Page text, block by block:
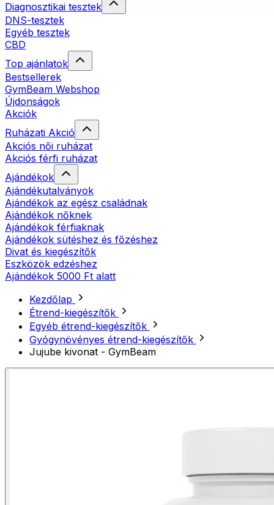
Diagnosztikai tesztek
DNS-tesztek
Egyéb tesztek
CBD
Top ajánlatok
Bestsellerek
GymBeam Webshop
Újdonságok
Akciók
Ruházati Akció
Akciós női ruházat
Akciós férfi ruházat
Ajándékok
Ajándékutalványok
Ajándékok az egész családnak
Ajándékok nőknek
Ajándékok férfiaknak
Ajándékok sütéshez és főzéshez
Divat és kiegészítők
Eszközök edzéshez
Ajándékok 5000 Ft alatt
Kezdőlap
Étrend-kiegészítők
Egyéb étrend-kiegészítők
Gyógynövényes étrend-kiegészítők
Jujube kivonat - GymBeam